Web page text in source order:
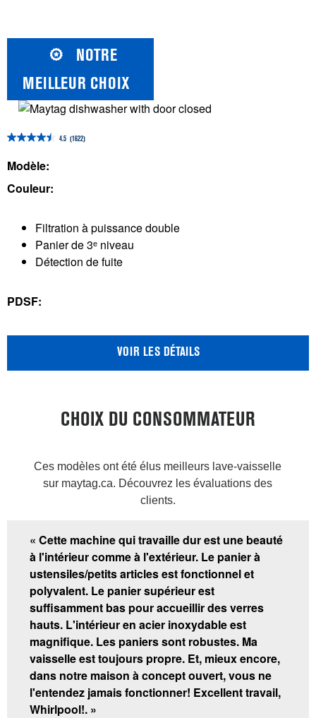
NOTRE
MEILLEUR CHOIX
4.5 (1622)
4.5
étoile(s)
5.
évaluations
Modèle:
Couleur:
Filtration à puissance double
Panier de 3ᵉ niveau
Détection de fuite
PDSF:
VOIR LES DÉTAILS
CHOIX DU CONSOMMATEUR
Ces modèles ont été élus meilleurs lave-vaisselle
sur maytag.ca. Découvrez les évaluations des
clients.
« Cette machine qui travaille dur est une beauté
à l'intérieur comme à l'extérieur. Le panier à
ustensiles/petits articles est fonctionnel et
polyvalent. Le panier supérieur est
suffisamment bas pour accueillir des verres
hauts. L'intérieur en acier inoxydable est
magnifique. Les paniers sont robustes. Ma
vaisselle est toujours propre. Et, mieux encore,
dans notre maison à concept ouvert, vous ne
l'entendez jamais fonctionner! Excellent travail,
Whirlpool!. »